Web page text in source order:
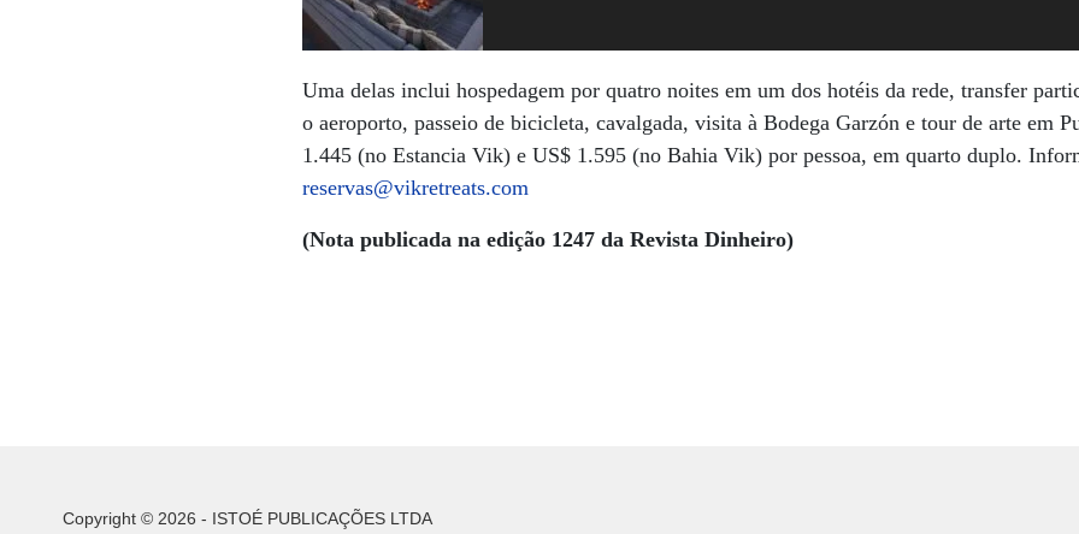
Uma delas inclui hospedagem por quatro noites em um dos hotéis da rede, transfer
o aeroporto, passeio de bicicleta, cavalgada, visita à Bodega Garzón e tour de arte em
1.445 (no Estancia Vik) e US$ 1.595 (no Bahia Vik) por pessoa, em quarto duplo.
reservas@vikretreats.com
(Nota publicada na edição 1247 da Revista Dinheiro)
Copyright © 2026 - ISTOÉ PUBLICAÇÕES LTDA